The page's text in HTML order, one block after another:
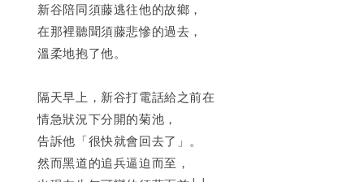
新谷陪同須藤逃往他的故鄉，
在那裡聽聞須藤悲慘的過去，
溫柔地抱了他。
隔天早上，新谷打電話給之前在
情急狀況下分開的菊池，
告訴他「很快就會回去了」。
然而黑道的追兵逼迫而至，